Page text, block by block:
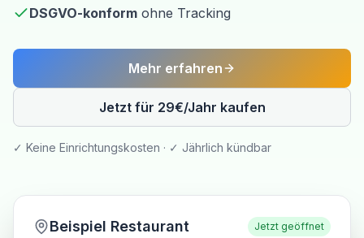
DSGVO-konform ohne Tracking
Mehr erfahren
Jetzt für 29€/Jahr kaufen
✓ Keine Einrichtungskosten · ✓ Jährlich kündbar
Beispiel Restaurant Jetzt geöffnet